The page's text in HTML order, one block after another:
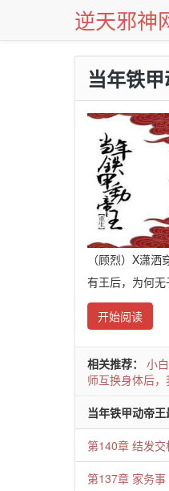
逆天邪神
当年铁
（顾烈）X潇
有王后，为何无
开始阅读
相关推荐： 小
师互换身体后，
当年铁甲动帝
第140章 结发交
第137章 家务事